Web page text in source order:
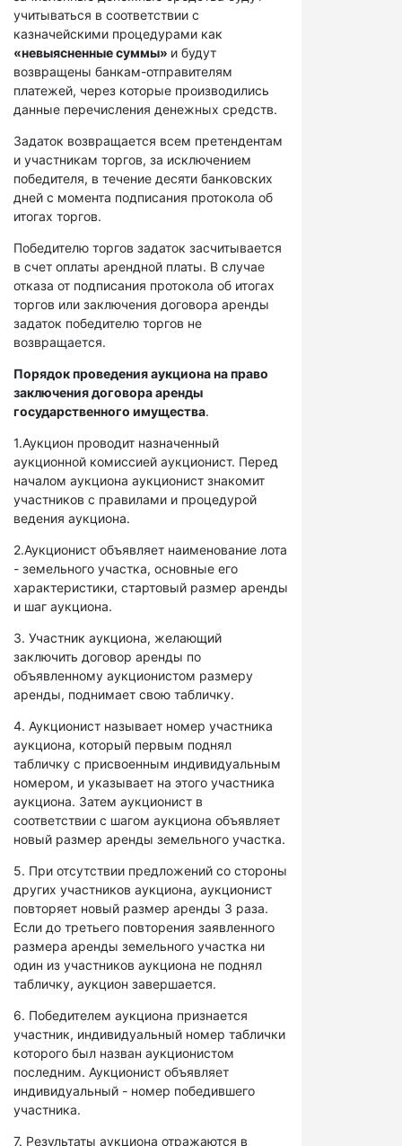
учитываться в соответствии с
казначейскими процедурами как
«невыясненные суммы» и будут
возвращены банкам-отправителям
платежей, через которые производились
данные перечисления денежных средств.
Задаток возвращается всем претендентам
и участникам торгов, за исключением
победителя, в течение десяти банковских
дней с момента подписания протокола об
итогах торгов.
Победителю торгов задаток засчитывается
в счет оплаты арендной платы. В случае
отказа от подписания протокола об итогах
торгов или заключения договора аренды
задаток победителю торгов не
возвращается.
Порядок проведения аукциона на право
заключения договора аренды
государственного имущества.
1.Аукцион проводит назначенный
аукционной комиссией аукционист. Перед
началом аукциона аукционист знакомит
участников с правилами и процедурой
ведения аукциона.
2.Аукционист объявляет наименование лота
- земельного участка, основные его
характеристики, стартовый размер аренды
и шаг аукциона.
3. Участник аукциона, желающий
заключить договор аренды по
объявленному аукционистом размеру
аренды, поднимает свою табличку.
4. Аукционист называет номер участника
аукциона, который первым поднял
табличку с присвоенным индивидуальным
номером, и указывает на этого участника
аукциона. Затем аукционист в
соответствии с шагом аукциона объявляет
новый размер аренды земельного участка.
5. При отсутствии предложений со стороны
других участников аукциона, аукционист
повторяет новый размер аренды 3 раза.
Если до третьего повторения заявленного
размера аренды земельного участка ни
один из участников аукциона не поднял
табличку, аукцион завершается.
6. Победителем аукциона признается
участник, индивидуальный номер таблички
которого был назван аукционистом
последним. Аукционист объявляет
индивидуальный - номер победившего
участника.
7. Результаты аукциона отражаются в